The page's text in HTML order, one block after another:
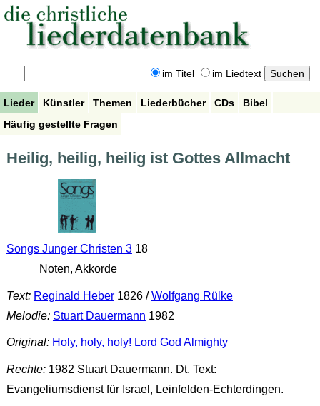
im Titel im Liedtext
Lieder Künstler Themen Liederbücher CDs
Bibel
Häufig gestellte Fragen
Heilig, heilig, heilig ist Gottes Allmacht
Songs Junger Christen 318
Noten, Akkorde
Text: Reginald Heber1826 /Wolfgang Rülke
Melodie: Stuart Dauermann 1982
Original: Holy, holy, holy! Lord God Almighty
Rechte:1982 Stuart Dauermann. Dt. Text:
Evangeliumsdienst für Israel, Leinfelden-Echterdingen.